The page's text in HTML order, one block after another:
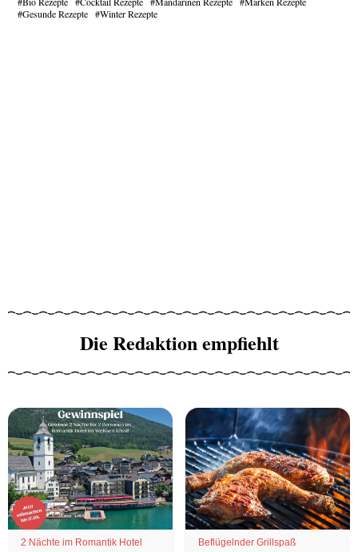
Gesunde Rezepte
Winter Rezepte
Die Redaktion empfiehlt
2 Nächte im Romantik Hotel Beflügelnder Grillspaß